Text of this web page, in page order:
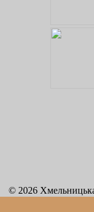
© 2026